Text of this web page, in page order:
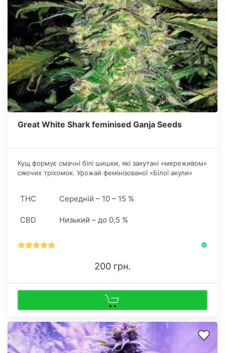
Great White Shark feminised Ganja Seeds
Кущ формує смачні білі шишки, які закутані «мереживом»
сяючих тріхомок. Урожай фемінізованої «Білої акули»
17%. Виявляється такий ТГК тривалим, приємним і
THC Середній – 10 – 15 %
CBD Низький – до 0,5 %
200 грн.